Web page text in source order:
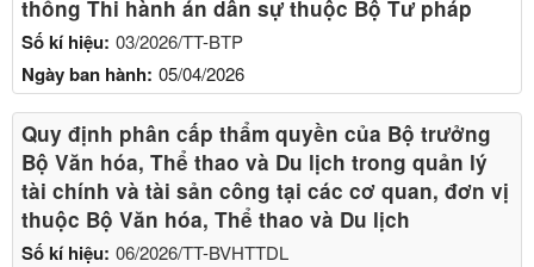
Số kí hiệu: 03/2026/TT-BTP
Ngày ban hành: 05/04/2026
thống Thi hành án dân sự thuộc Bộ Tư pháp
Số kí hiệu: 06/2026/TT-BVHTTDL
Quy định phân cấp thẩm quyền của Bộ trưởng
Bộ Văn hóa, Thể thao và Du lịch trong quản lý
tài chính và tài sản công tại các cơ quan, đơn vị
thuộc Bộ Văn hóa, Thể thao và Du lịch